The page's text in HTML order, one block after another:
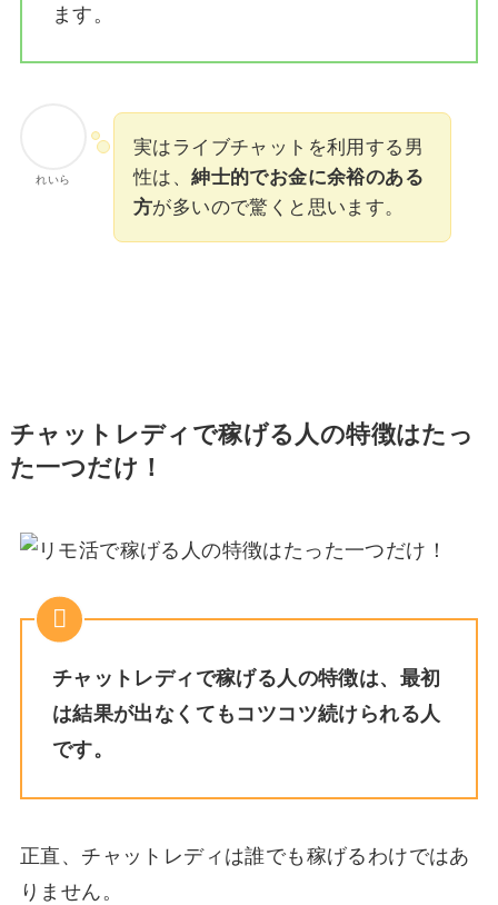
ます。
れいら
実はライブチャットを利用する男
性は、紳士的でお金に余裕のある
方が多いので驚くと思います。
チャットレディで稼げる人の特徴はたっ
た一つだけ！
チャットレディで稼げる人の特徴は、最初
は結果が出なくてもコツコツ続けられる人
です。
正直、チャットレディは誰でも稼げるわけではあ
りません。